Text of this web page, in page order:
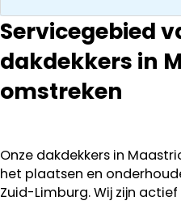
Servicegebied
dakdekkers in
omstreken
Onze dakdekkers in
het plaatsen en
Zuid-Limburg. Wij zijn